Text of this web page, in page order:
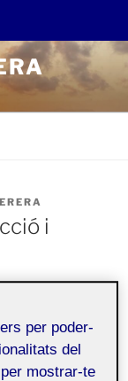
i
per poder-
del
mostrar-te